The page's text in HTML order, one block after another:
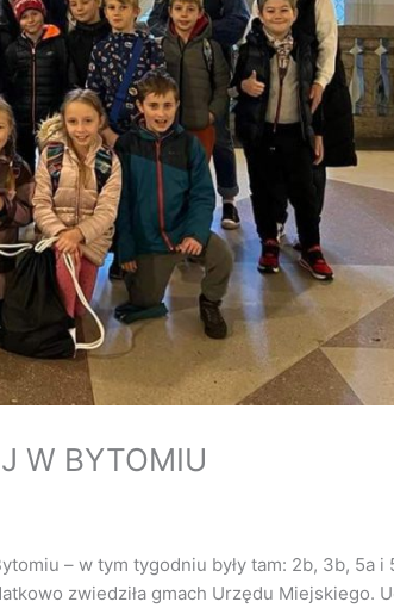
W BYTOMIU
– w tym tygodniu były tam: 2b, 3b, 5a
zwiedziła gmach Urzędu Miejskiego.